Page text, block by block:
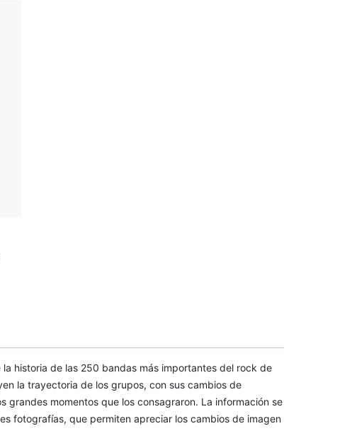
historia de las 250 bandas más importantes del rock de
la trayectoria de los grupos, con sus cambios de
momentos que los consagraron. La información se
fotografías, que permiten apreciar los cambios de imagen